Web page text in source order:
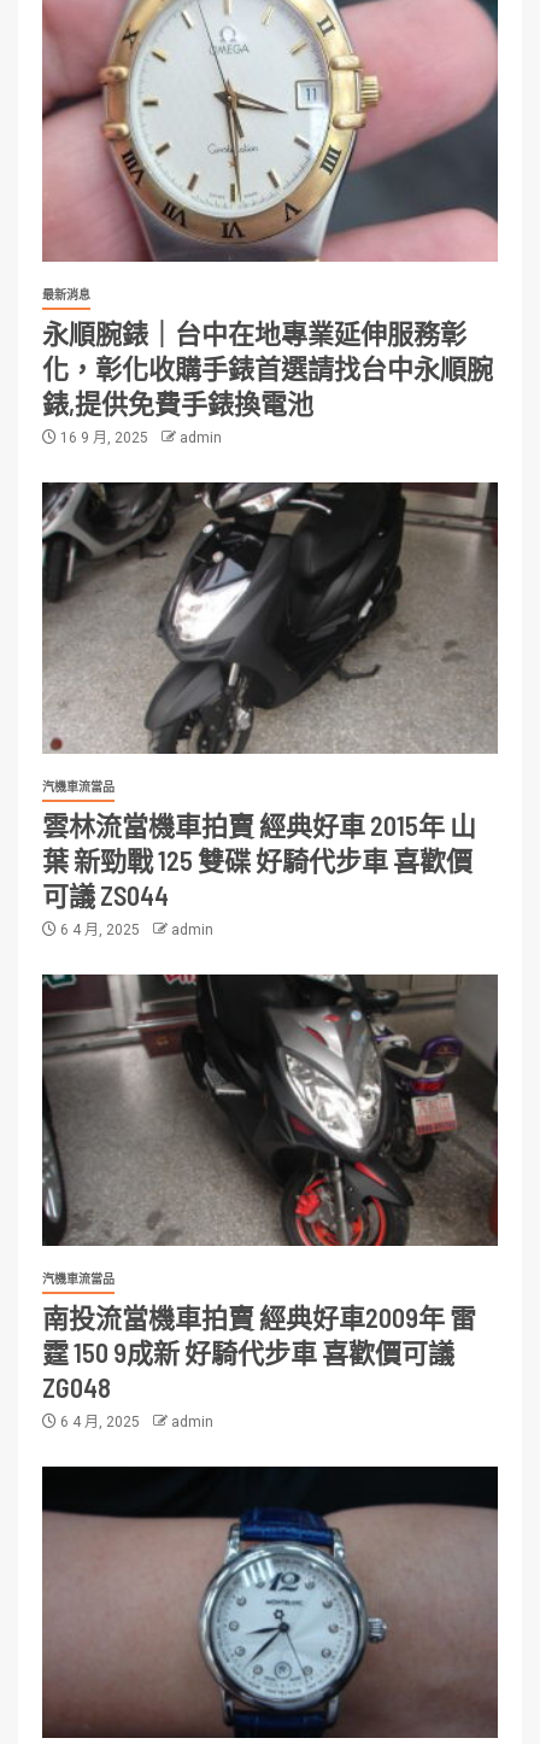
最新消息
永順腕錶｜台中在地專業延伸服務彰
化，彰化收購手錶首選請找台中永順腕
錶,提供免費手錶換電池
16 9 月, 2025 admin
汽機車流當品
雲林流當機車拍賣 經典好車 2015年 山
葉 新勁戰 125 雙碟 好騎代步車 喜歡價
可議 ZS044
6 4 月, 2025 admin
汽機車流當品
南投流當機車拍賣 經典好車2009年 雷
霆 150 9成新 好騎代步車 喜歡價可議
ZG048
6 4 月, 2025 admin